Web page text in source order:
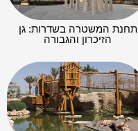
תחנת המשטרה בשדרות: גן
הזיכרון והגבורה